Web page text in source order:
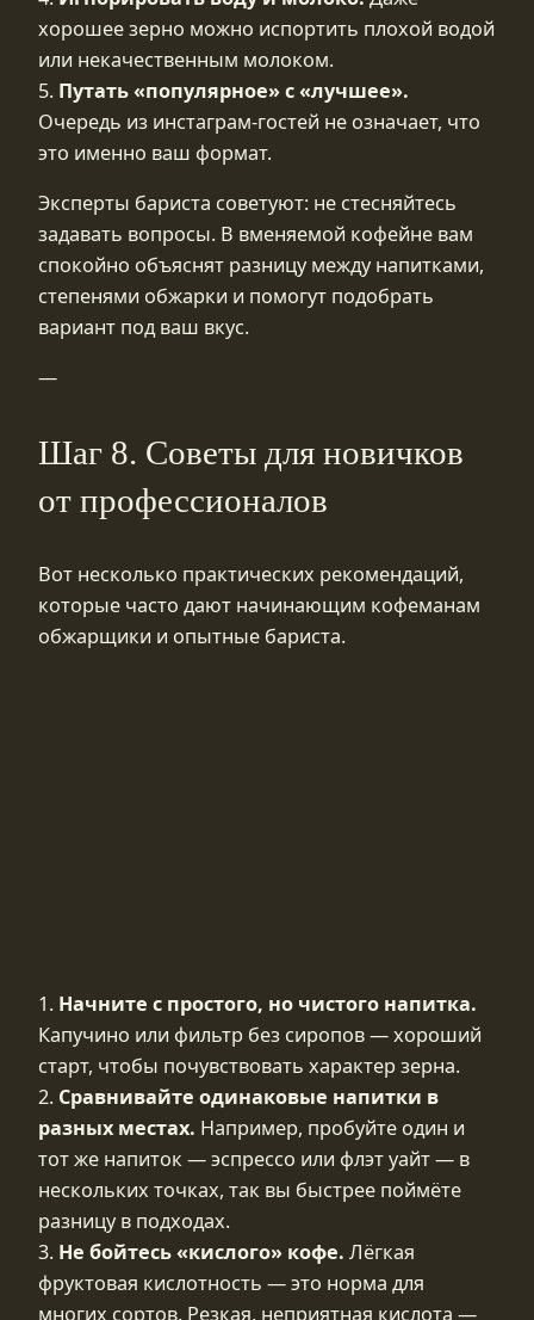
хорошее зерно можно испортить плохой водой
или некачественным молоком.
5. Путать «популярное» с «лучшее».
Очередь из инстаграм‑гостей не означает, что
это именно ваш формат.
Эксперты бариста советуют: не стесняйтесь
задавать вопросы. В вменяемой кофейне вам
спокойно объяснят разницу между напитками,
степенями обжарки и помогут подобрать
вариант под ваш вкус.
—
Шаг 8. Советы для новичков
от профессионалов
Вот несколько практических рекомендаций,
которые часто дают начинающим кофеманам
обжарщики и опытные бариста.
1. Начните с простого, но чистого напитка.
Капучино или фильтр без сиропов — хороший
старт, чтобы почувствовать характер зерна.
2. Сравнивайте одинаковые напитки в
разных местах. Например, пробуйте один и
тот же напиток — эспрессо или флэт уайт — в
нескольких точках, так вы быстрее поймёте
разницу в подходах.
3. Не бойтесь «кислого» кофе. Лёгкая
фруктовая кислотность — это норма для
многих сортов. Резкая, неприятная кислота —